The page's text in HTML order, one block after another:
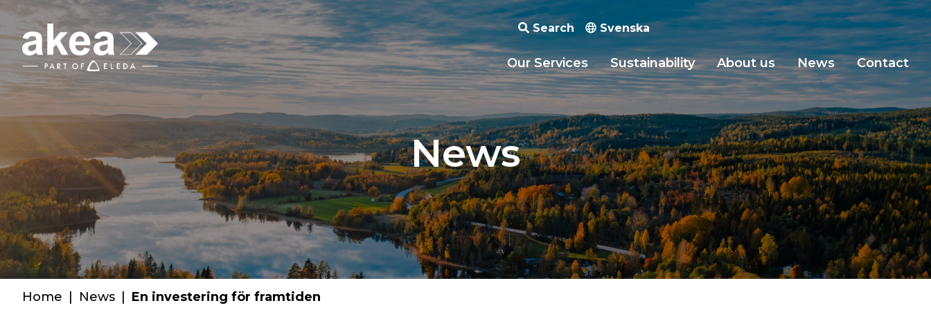
Search Svenska
Our Services Sustainability About us News Contact
News
Home News En investering för framtiden